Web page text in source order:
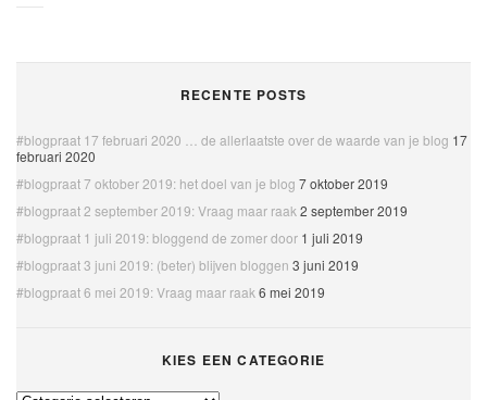
RECENTE POSTS
#blogpraat 17 februari 2020 … de allerlaatste over de waarde van je blog 17
februari 2020
#blogpraat 7 oktober 2019: het doel van je blog 7 oktober 2019
#blogpraat 2 september 2019: Vraag maar raak 2 september 2019
#blogpraat 1 juli 2019: bloggend de zomer door 1 juli 2019
#blogpraat 3 juni 2019: (beter) blijven bloggen 3 juni 2019
#blogpraat 6 mei 2019: Vraag maar raak 6 mei 2019
KIES EEN CATEGORIE